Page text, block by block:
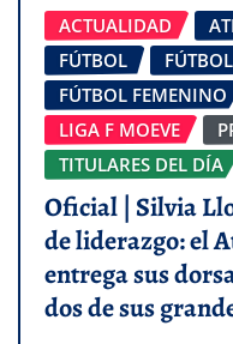
ACTUALIDAD
FÚTBOL
FÚTBOL FEMENINO
LIGA F MOEVE
TITULARES DEL DÍA
Oficial | Silvia
de liderazgo: el
entrega sus
dos de sus